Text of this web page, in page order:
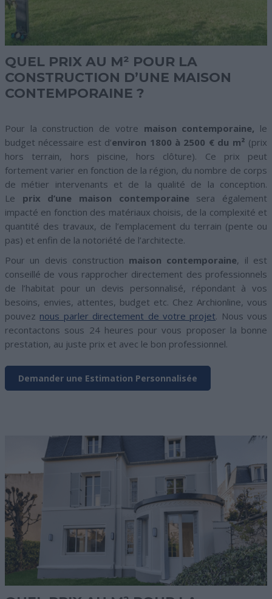
QUEL PRIX AU M² POUR LA
CONSTRUCTION D’UNE MAISON
CONTEMPORAINE ?
Pour la construction de votre maison contemporaine, le
budget nécessaire est d’environ 1800 à 2500 € du m² (prix
hors terrain, hors piscine, hors clôture). Ce prix peut
fortement varier en fonction de la région, du nombre de corps
de métier intervenants et de la qualité de la conception.
Le prix d’une maison contemporaine sera également
impacté en fonction des matériaux choisis, de la complexité et
quantité des travaux, de l’emplacement du terrain (pente ou
pas) et enfin de la notoriété de l’architecte.
Pour un devis construction maison contemporaine, il est
conseillé de vous rapprocher directement des professionnels
de l’habitat pour un devis personnalisé, répondant à vos
besoins, envies, attentes, budget etc. Chez Archionline, vous
pouvez nous parler directement de votre projet. Nous vous
recontactons sous 24 heures pour vous proposer la bonne
prestation, au juste prix et avec le bon professionnel.
Demander une Estimation Personnalisée